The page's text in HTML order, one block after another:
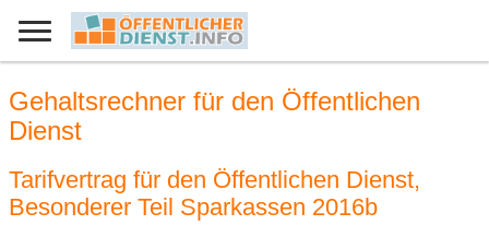
Gehaltsrechner für den Öffentlichen
Dienst
Tarifvertrag für den Öffentlichen Dienst,
Besonderer Teil Sparkassen 2016b